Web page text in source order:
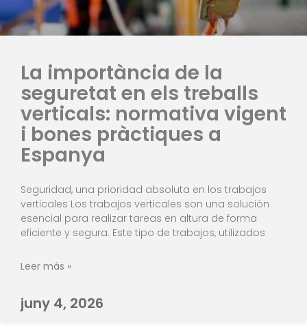
La importància de la
seguretat en els treballs
verticals: normativa vigent
i bones pràctiques a
Espanya
Seguridad, una prioridad absoluta en los trabajos
verticales Los trabajos verticales son una solución
esencial para realizar tareas en altura de forma
eficiente y segura. Este tipo de trabajos, utilizados
Leer más »
juny 4, 2026